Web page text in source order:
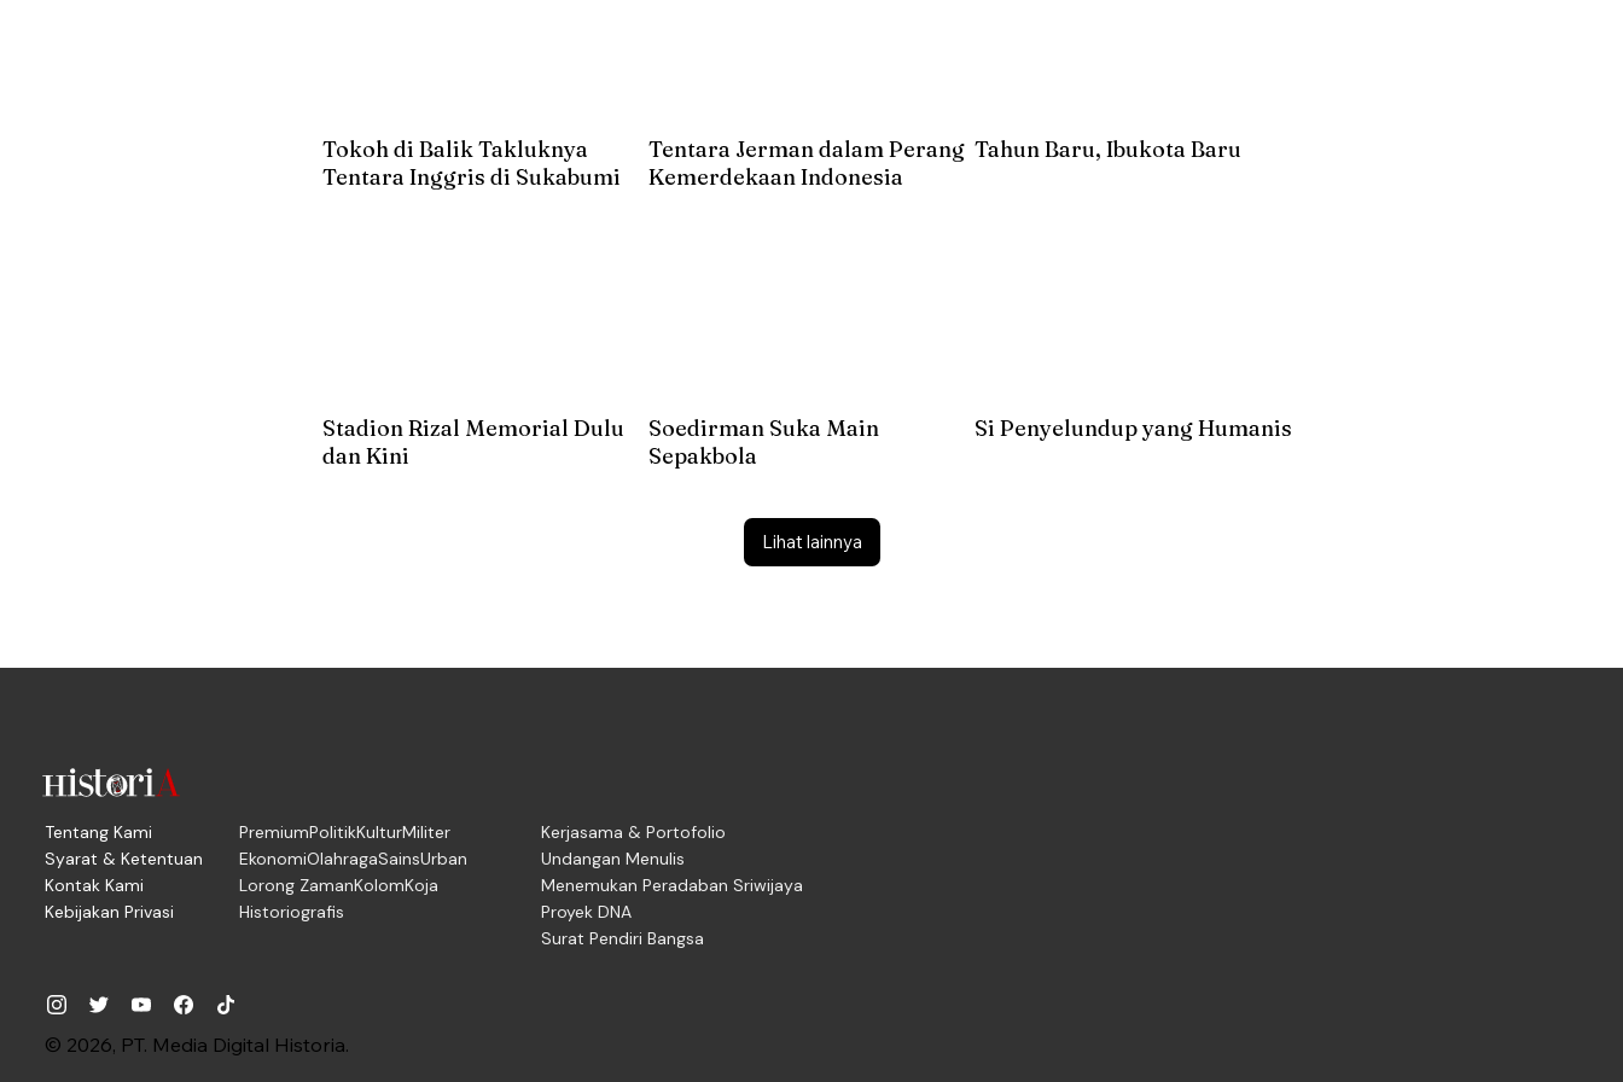
Lihat lainnya
Tokoh di Balik Takluknya
Tentara Inggris di Sukabumi
Tentara Jerman dalam Perang
Kemerdekaan Indonesia
Tahun Baru, Ibukota Baru
Stadion Rizal Memorial Dulu
dan Kini
Soedirman Suka Main
Sepakbola
Si Penyelundup yang Humanis
Tentang Kami
Syarat & Ketentuan
Kontak Kami
Kebijakan Privasi
PremiumPolitikKulturMiliter
EkonomiOlahragaSainsUrban
Lorong ZamanKolomKoja
Historiografis
Kerjasama & Portofolio
Undangan Menulis
Menemukan Peradaban Sriwijaya
Proyek DNA
Surat Pendiri Bangsa
© 2026, PT. Media Digital Historia.